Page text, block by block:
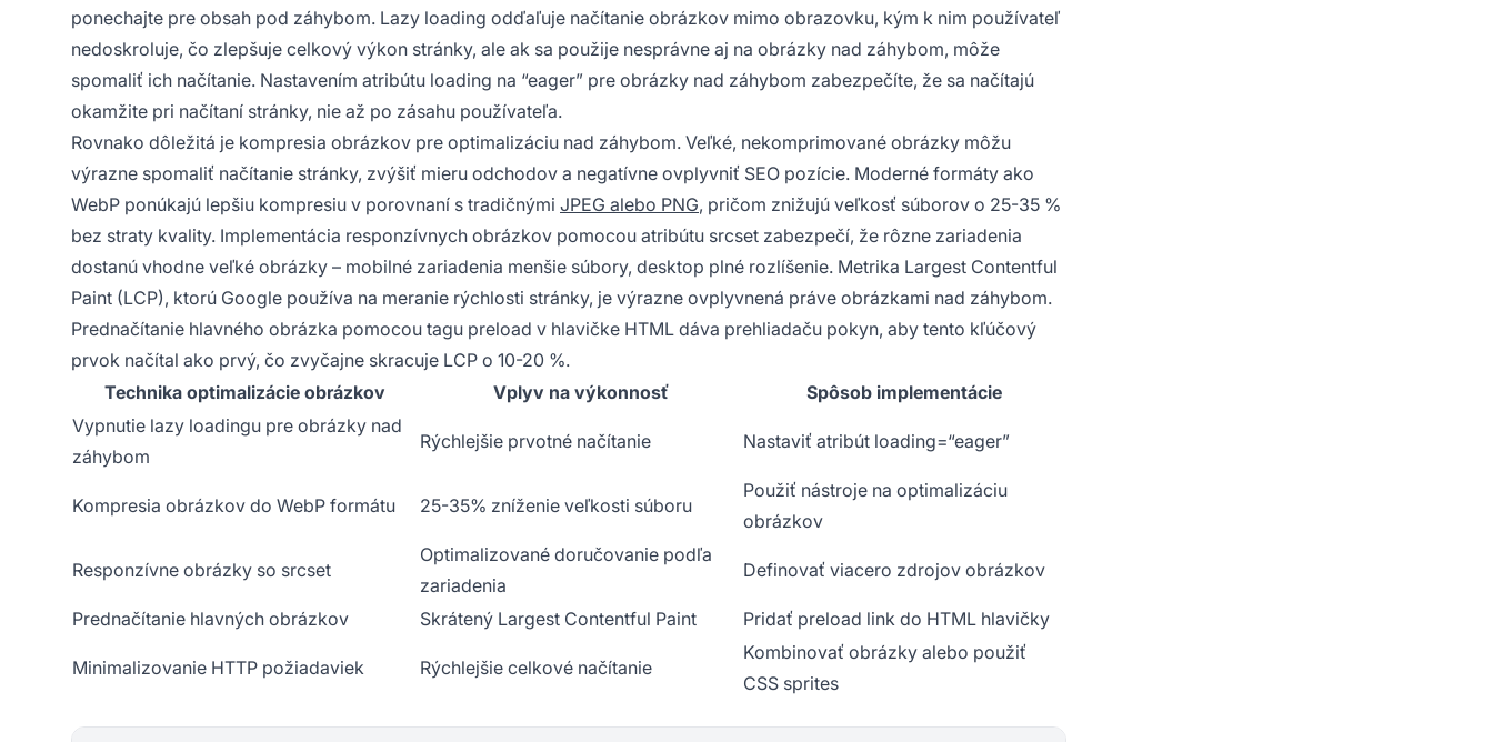
ponechajte pre obsah pod záhybom. Lazy loading odďaľuje načítanie obrázkov mimo obrazovku, kým k nim používateľ
nedoskroluje, čo zlepšuje celkový výkon stránky, ale ak sa použije nesprávne aj na obrázky nad záhybom, môže
spomaliť ich načítanie. Nastavením atribútu loading na “eager” pre obrázky nad záhybom zabezpečíte, že sa načítajú
okamžite pri načítaní stránky, nie až po zásahu používateľa.
Rovnako dôležitá je kompresia obrázkov pre optimalizáciu nad záhybom. Veľké, nekomprimované obrázky môžu
výrazne spomaliť načítanie stránky, zvýšiť mieru odchodov a negatívne ovplyvniť SEO pozície. Moderné formáty ako
WebP ponúkajú lepšiu kompresiu v porovnaní s tradičnými JPEG alebo PNG, pričom znižujú veľkosť súborov o 25-35 %
bez straty kvality. Implementácia responzívnych obrázkov pomocou atribútu srcset zabezpečí, že rôzne zariadenia
dostanú vhodne veľké obrázky – mobilné zariadenia menšie súbory, desktop plné rozlíšenie. Metrika Largest Contentful
Paint (LCP), ktorú Google používa na meranie rýchlosti stránky, je výrazne ovplyvnená práve obrázkami nad záhybom.
Prednačítanie hlavného obrázka pomocou tagu preload v hlavičke HTML dáva prehliadaču pokyn, aby tento kľúčový
prvok načítal ako prvý, čo zvyčajne skracuje LCP o 10-20 %.
Technika optimalizácie obrázkov
Vplyv na výkonnosť
Spôsob implementácie
Vypnutie lazy loadingu pre obrázky nad
záhybom
Rýchlejšie prvotné načítanie Nastaviť atribút loading=“eager”
Kompresia obrázkov do WebP formátu 25-35% zníženie veľkosti súboru
Použiť nástroje na optimalizáciu
obrázkov
Responzívne obrázky so srcset
Optimalizované doručovanie podľa
zariadenia
Definovať viacero zdrojov obrázkov
Prednačítanie hlavných obrázkov Skrátený Largest Contentful Paint Pridať preload link do HTML hlavičky
Minimalizovanie HTTP požiadaviek Rýchlejšie celkové načítanie
Kombinovať obrázky alebo použiť
CSS sprites